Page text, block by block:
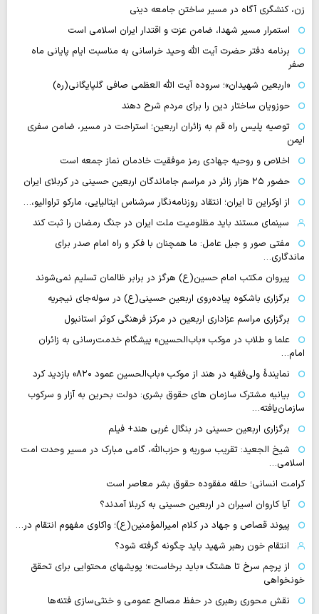
زن، کنشگری آگاه در مسیر ساختن جامعه دینی
استمرار مسیر شهدا، ضامن عزت و اقتدار ایران اسلامی است
برنامه دفتر حضرت آیت الله وحید خراسانی به مناسبت ایام پایانی ماه
صفر
«اربعین شهیدان»؛ سروده آیت الله العظمی صافی گلپایگانی(ره)
حوزویان ساختار دین را برای مردم شرح دهند
توصیه پلیس راه قم به زائران اربعین؛ استراحت در مسیر، ضامن سفری
ایمن
اخلاص و روحیه جهادی رمز موفقیت خادمان نماز جمعه است
حضور ۲۵ هزار زائر در مراسم جاماندگان اربعین حسینی در کربلای ایران
از اوکراین تا ایران؛ انتقاد روزنامه‌نگار سرشناس ایتالیایی، مارکو تراوالیو،…
سینمای مستند باید مظلومیت ملت ایران در جنگ رمضان را ثبت کند
مفتی صور و جبل عامل: ما همچنان با فکر و راه امام صدر برای
ماندگاری…
پیروان مکتب امام حسین(ع) هرگز در برابر ظالمان تسلیم نمی‌شوند
برگزاری باشکوه پیاده‌روی اربعین حسینی(ع) در سوله‌جای نیجریه
برگزاری مراسم عزاداری اربعین در مرکز فرهنگی کوثر استانبول
علما و طلاب در موکب «باب‌الحسین» پیشگام خدمت‌رسانی به زائران
امام…
نمایندهٔ ولی‌فقیه در هند از موکب «باب‌الحسین عمود ۸۲۰» بازدید کرد
بیانیه مشترک سازمان های حقوق بشری: دولت بحرین به آزار و سرکوب
سازمان‌یافته…
برگزاری اربعین حسینی در بنگال غربی هند+ فیلم
شیخ الجعید: تقریب سوریه و حزب‌الله، گامی مبارک در مسیر وحدت امت
اسلامی…
کرامت انسانی؛ حلقه مفقوده حقوق بشر معاصر است
آیا کاروان اسیران در اربعین حسینی به کربلا آمدند؟
پیوند قصاص و جهاد در کلام امیرالمؤمنین(ع)؛ واکاوی مفهوم انتقام در…
انتقام خون رهبر شهید باید چگونه گرفته شود؟
از پرچم سرخ تا هشتگ «باید برخاست»؛ پویشهای محتوایی برای تحقق
خونخواهی
نقش محوری رهبری در حفظ مصالح عمومی و خنثی‌سازی فتنه‌ها